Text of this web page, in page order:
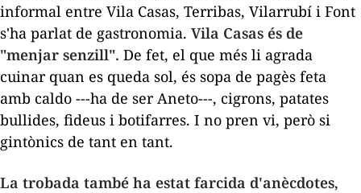
informal entre Vila Casas, Terribas, Vilarrubí i Font
s'ha parlat de gastronomia. Vila Casas és de
"menjar senzill". De fet, el que més li agrada
cuinar quan es queda sol, és sopa de pagès feta
amb caldo ---ha de ser Aneto---, cigrons, patates
bullides, fideus i botifarres. I no pren vi, però si
gintònics de tant en tant.
La trobada també ha estat farcida d'anècdotes,